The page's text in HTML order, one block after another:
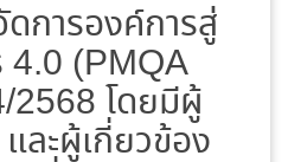
การองค์การสู่
4.0 (PMQA
2568 โดยมีผู้
ละผู้เกี่ยวข้อง